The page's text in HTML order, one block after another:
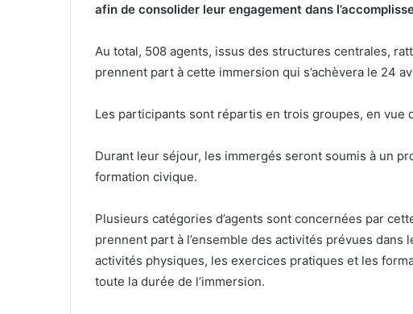
afin de consolider leur engagement dans
‎Au total, 508 agents, issus des structures centrales,
prennent part à cette immersion qui s’achèvera le 24
‎Les participants sont répartis en trois groupes, en vue
‎Durant leur séjour, les immergés seront soumis à un
formation civique.
‎Plusieurs catégories d’agents sont concernées par
prennent part à l’ensemble des activités prévues dans
activités physiques, les exercices pratiques et les
toute la durée de l’immersion.